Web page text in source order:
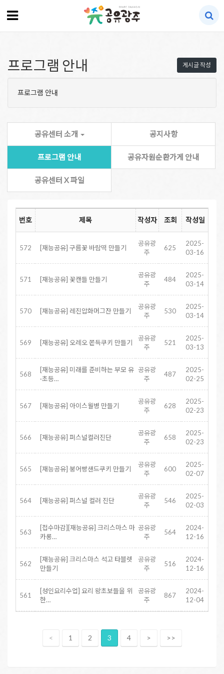
게시글 작성
프로그램 안내
프로그램 안내
공유센터 소개 공지사항
프로그램 안내 공유자원순환가게 안내
공유센터 X 파일
번호 제목 작성자 조회 작성일
572 [재능공유] 구름꽃 바람떡 만들기
공유광
주
625
2025-
03-16
571 [재능공유] 꽃캔들 만들기
공유광
주
484
2025-
03-14
570 [재능공유] 레진압화머그잔 만들기
공유광
주
530
2025-
03-14
569 [재능공유] 오레오 쫀득쿠키 만들기
공유광
주
521
2025-
03-13
568
[재능공유] 미래를 준비하는 부모 유
·초등…
공유광
주
487
2025-
02-25
567 [재능공유] 아이스월병 만들기
공유광
주
628
2025-
02-23
566 [재능공유] 퍼스널컬러진단
공유광
주
658
2025-
02-23
565 [재능공유] 붕어빵샌드쿠키 만들기
공유광
주
600
2025-
02-07
564 [재능공유] 퍼스널 컬러 진단
공유광
주
546
2025-
02-03
563
[접수마감][재능공유] 크리스마스 마
카롱…
공유광
주
564
2024-
12-16
562
[재능공유] 크리스마스 석고 타블렛
만들기
공유광
주
516
2024-
12-16
561
[성인요리수업] 요리 왕초보들을 위
한…
공유광
주
867
2024-
12-04
< 1 2 3 4 > >>